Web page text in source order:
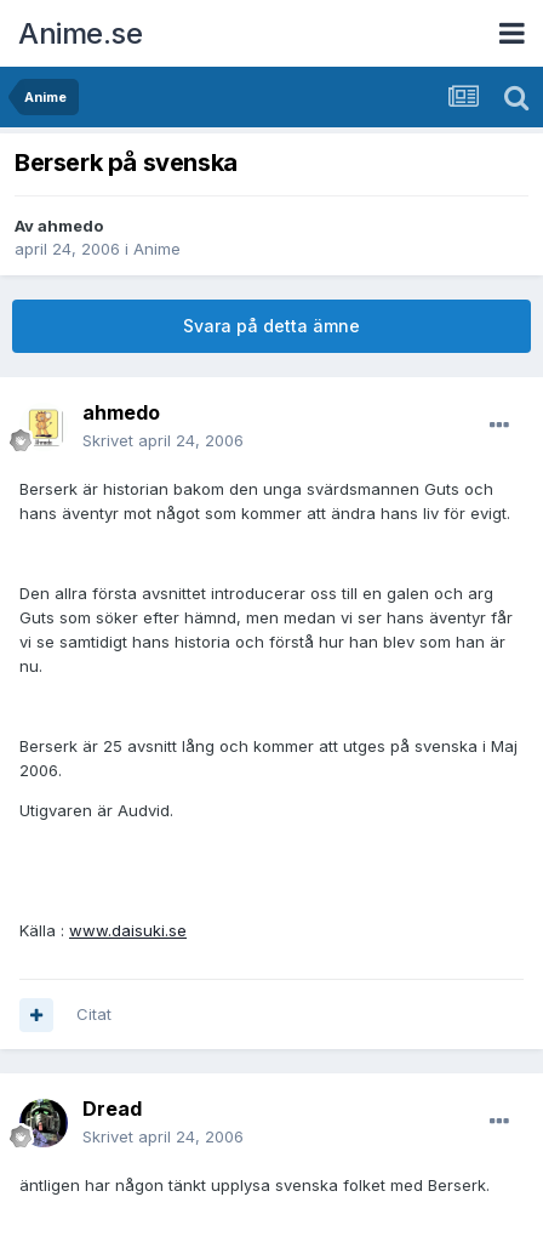
Anime.se
Anime
Berserk på svenska
Avahmedo
april 24, 2006 i Anime
Svara på detta ämne
ahmedo
Skrivet april 24, 2006
Berserk är historian bakom den unga svärdsmannen Guts och
hans äventyr mot något som kommer att ändra hans liv för evigt.
Den allra första avsnittet introducerar oss till en galen och arg
Guts som söker efter hämnd, men medan vi ser hans äventyr får
vi se samtidigt hans historia och förstå hur han blev som han är
nu.
Berserk är 25 avsnitt lång och kommer att utges på svenska i Maj
2006.
Utigvaren är Audvid.
Källa : www.daisuki.se
Citat
Dread
Skrivet april 24, 2006
äntligen har någon tänkt upplysa svenska folket med Berserk.